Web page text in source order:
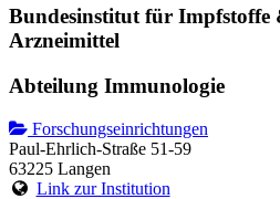
Bundesinstitut für Impfstoffe
Arzneimittel
Abteilung Immunologie
Forschungseinrichtungen
Paul-Ehrlich-Straße 51-59
63225 Langen
Link zur Institution